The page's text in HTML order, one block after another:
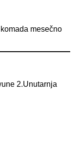
mesečno
2.Unutarnja